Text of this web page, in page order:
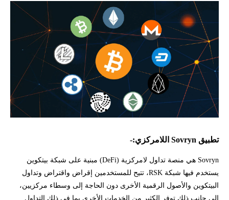
تطبيق Sovryn اللامركزي:-
Sovryn هي منصة تداول لامركزية (DeFi) مبنية على شبكة بيتكوين
يستخدم فيها شبكة RSK، تتيح للمستخدمين إقراض واقتراض وتداول
البيتكوين والأصول الرقمية الأخرى دون الحاجة إلى وسطاء مركزيين،
الى جانب ذلك توفر الكثير من الخدمات الأخرى بما في ذلك التداول